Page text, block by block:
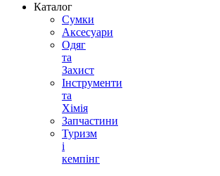
Каталог
Сумки
Аксесуари
Одяг
та
Захист
Інструменти
та
Хімія
Запчастини
Туризм
і
кемпінг